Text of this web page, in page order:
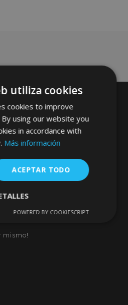
proveedor al por mayor en
tales como:
para asientos, alfombrillas,
etc.
o deseas convertirte en
mismo!
utiliza cookies
cookies to improve
using our website you
in accordance with
Más información
ACEPTAR TODO
Cookies de
POWERED BY COOKIESCRIPT